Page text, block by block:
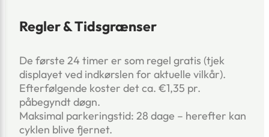
Regler & Tidsgrænser
De første 24 timer er som regel gratis (tjek
displayet ved indkørslen for aktuelle vilkår).
Efterfølgende koster det ca. €1,35 pr.
påbegyndt døgn.
Maksimal parkeringstid: 28 dage – herefter kan
cyklen blive fjernet.